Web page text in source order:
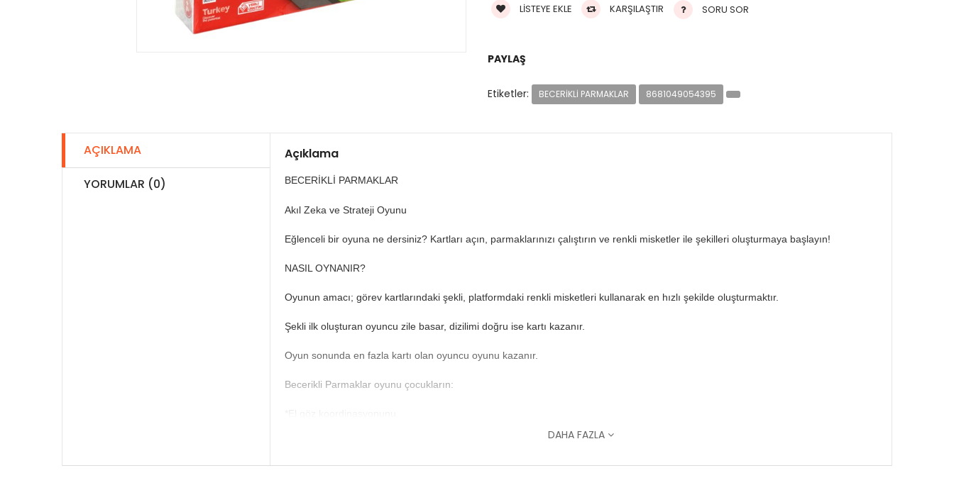
LISTEYE EKLE KARŞILAŞTIR SORU SOR
PAYLAŞ
Etiketler: BECERIKLI PARMAKLAR 8681049054395
AÇIKLAMA
YORUMLAR (0)
Açıklama
BECERİKLİ PARMAKLAR
Akıl Zeka ve Strateji Oyunu
Eğlenceli bir oyuna ne dersiniz? Kartları açın, parmaklarınızı çalıştırın ve renkli misketler ile şekilleri oluşturmaya başlayın!
NASIL OYNANIR?
Oyunun amacı; görev kartlarındaki şekli, platformdaki renkli misketleri kullanarak en hızlı şekilde oluşturmaktır.
Şekli ilk oluşturan oyuncu zile basar, dizilimi doğru ise kartı kazanır.
Oyun sonunda en fazla kartı olan oyuncu oyunu kazanır.
Becerikli Parmaklar oyunu çocukların:
*İnce motor becerisini geliştirir.
DAHA FAZLA